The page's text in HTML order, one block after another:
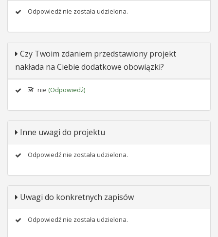
Odpowiedź nie została udzielona.
Czy Twoim zdaniem przedstawiony projekt
nakłada na Ciebie dodatkowe obowiązki?
nie (Odpowiedź)
Inne uwagi do projektu
Odpowiedź nie została udzielona.
Uwagi do konkretnych zapisów
Odpowiedź nie została udzielona.